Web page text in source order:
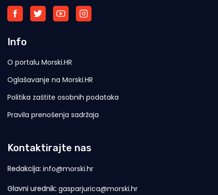
Info
O portalu Morski.HR
Oglašavanje na Morski.HR
Politika zaštite osobnih podataka
Pravila prenošenja sadržaja
Kontaktirajte nas
Redakcija: info@morski.hr
Glavni urednik: gasparjurica@morski.hr